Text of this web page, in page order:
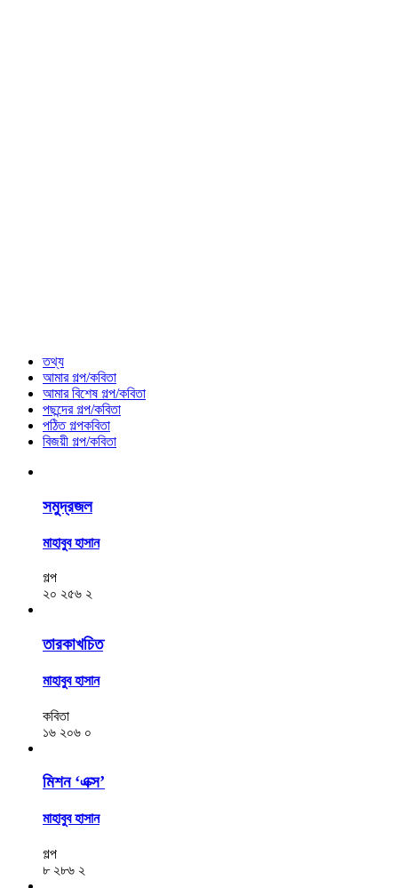
তথ্য
আমার গল্প/কবিতা
আমার বিশেষ গল্প/কবিতা
পছন্দের গল্প/কবিতা
পঠিত গল্পকবিতা
বিজয়ী গল্প/কবিতা
সমুদ্রজল
মাহাবুব হাসান
গল্প
২০ ২৫৬ ২
তারকাখচিত
মাহাবুব হাসান
কবিতা
১৬ ২০৬ ০
মিশন ‘এক্স’
মাহাবুব হাসান
গল্প
৮ ২৮৬ ২